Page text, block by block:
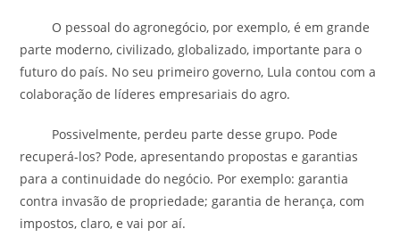
O pessoal do agronegócio, por exemplo, é em grande
parte moderno, civilizado, globalizado, importante para o
futuro do país. No seu primeiro governo, Lula contou com a
colaboração de líderes empresariais do agro.
Possivelmente, perdeu parte desse grupo. Pode
recuperá-los? Pode, apresentando propostas e garantias
para a continuidade do negócio. Por exemplo: garantia
contra invasão de propriedade; garantia de herança, com
impostos, claro, e vai por aí.